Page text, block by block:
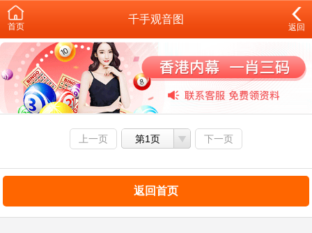
首页
千手观音图
返回
上一页 第1页 下一页
返回首页